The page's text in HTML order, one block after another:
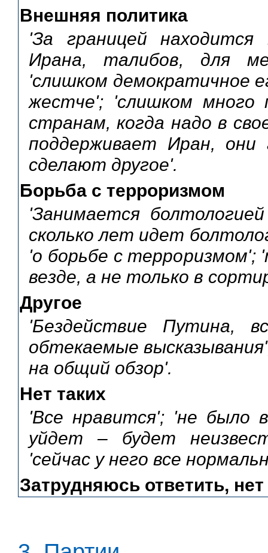
Внешняя политика
'За границей
Ирана, талибов, для
'слишком демократичное
жестче'; 'слишком много
странам, когда надо в
поддерживает Иран,
сделают другое'.
Борьба с терроризмом
'Занимается
сколько лет идет
'о борьбе с
везде, а не только в
Другое
'Бездействие Путина,
обтекаемые
на общий обзор'.
Нет таких
'Все нравится'; 'не было
уйдет – будет
'сейчас у него все
Затрудняюсь ответить, нет